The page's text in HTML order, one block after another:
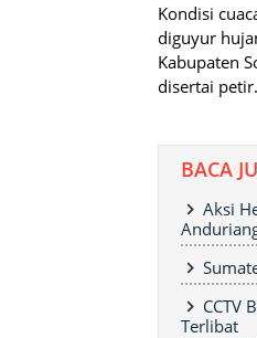
Kondisi
diguyur
Kabupaten
disertai petir.
BACA
Aksi
CCTV
Terlibat